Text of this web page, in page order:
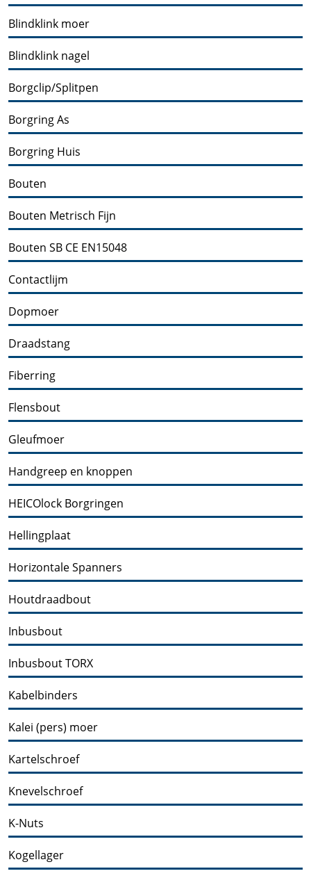
Blindklink moer
Blindklink nagel
Borgclip/Splitpen
Borgring As
Borgring Huis
Bouten
Bouten Metrisch Fijn
Bouten SB CE EN15048
Contactlijm
Dopmoer
Draadstang
Fiberring
Flensbout
Gleufmoer
Handgreep en knoppen
HEICOlock Borgringen
Hellingplaat
Horizontale Spanners
Houtdraadbout
Inbusbout
Inbusbout TORX
Kabelbinders
Kalei (pers) moer
Kartelschroef
Knevelschroef
K-Nuts
Kogellager